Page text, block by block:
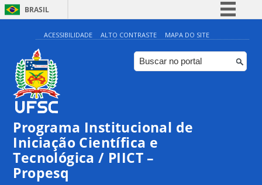
BRASIL
Simplifique!
Comunica BR
Participe
Canais
ACESSIBILIDADE ALTO CONTRASTE MAPA DO SITE
Programa Institucional de
Iniciação Científica e
Tecnológica / PIICT –
Propesq